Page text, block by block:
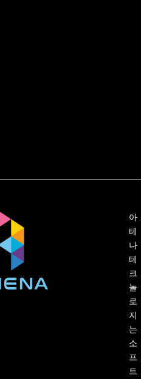
아
테
나
테
크
놀
로
지
는
소
프
트